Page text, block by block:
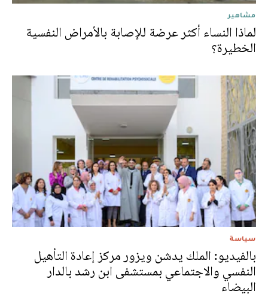
مشاهير
لماذا النساء أكثر عرضة للإصابة بالأمراض النفسية
الخطيرة؟
سياسة
بالفيديو: الملك يدشن ويزور مركز إعادة التأهيل
النفسي والاجتماعي بمستشفى ابن رشد بالدار
البيضاء